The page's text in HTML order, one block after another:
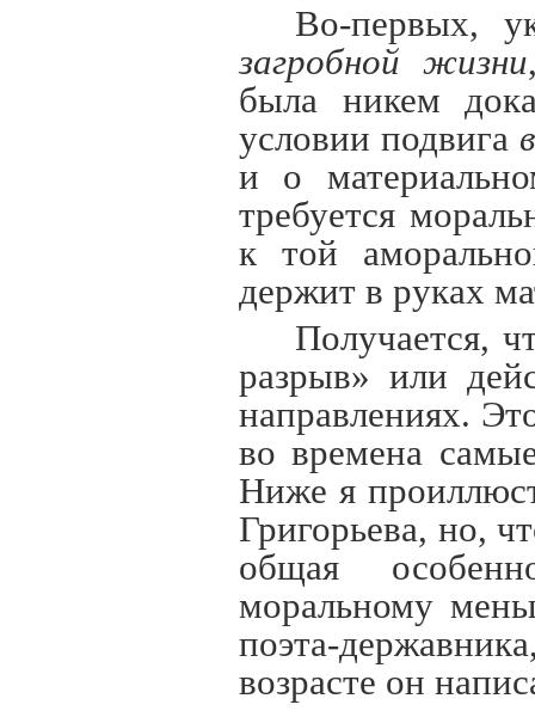
Во-первых,
загробной жизни
была никем
условии подвига
и о
требуется
к той
держит в руках
Получается,
разрыв» или
направлениях.
во времена
Ниже я
Григорьева, но,
общая
моральному
поэта-
возрасте он